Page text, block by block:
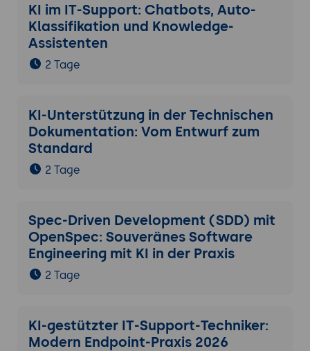
KI im IT-Support: Chatbots, Auto-
Klassifikation und Knowledge-
Assistenten
2 Tage
KI-Unterstützung in der Technischen
Dokumentation: Vom Entwurf zum
Standard
2 Tage
Spec-Driven Development (SDD) mit
OpenSpec: Souveränes Software
Engineering mit KI in der Praxis
2 Tage
KI-gestützter IT-Support-Techniker:
Modern Endpoint-Praxis 2026